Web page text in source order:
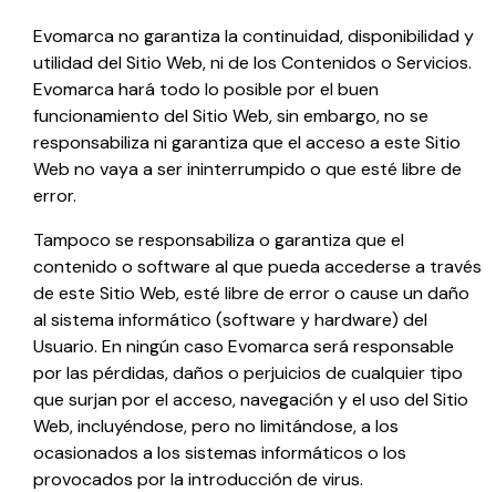
Evomarcano garantiza la continuidad, disponibilidad y
utilidad del Sitio Web, ni de los Contenidos o Servicios.
Evomarcahará todo lo posible por el buen
funcionamiento del Sitio Web, sin embargo, no se
responsabiliza ni garantiza que el acceso a este Sitio
Web no vaya a ser ininterrumpido o que esté libre de
error.
Tampoco se responsabiliza o garantiza que el
contenido o software al que pueda accederse a través
de este Sitio Web, esté libre de error o cause un daño
al sistema informático (software y hardware) del
Usuario. En ningún caso Evomarcaserá responsable
por las pérdidas, daños o perjuicios de cualquier tipo
que surjan por el acceso, navegación y el uso del Sitio
Web, incluyéndose, pero no limitándose, a los
ocasionados a los sistemas informáticos o los
provocados por la introducción de virus.